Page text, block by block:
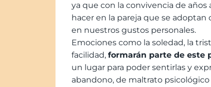
ya que con la convivencia de
hacer en la pareja que se
en nuestros gustos personales.
Emociones como la soledad, la
facilidad, formarán parte de este
un lugar para poder sentirlas y
abandono, de maltrato